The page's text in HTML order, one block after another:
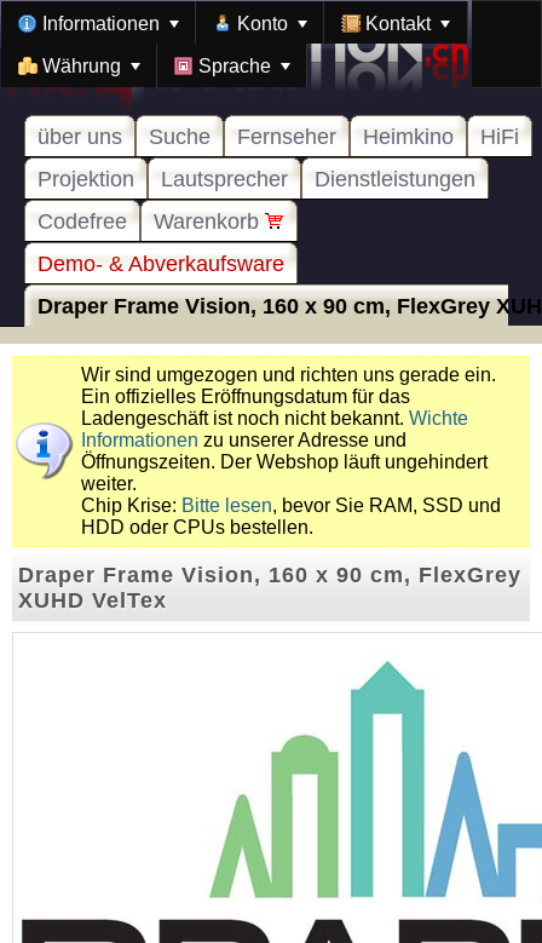
Informationen Konto Kontakt
Währung Sprache
über uns Suche Fernseher Heimkino
HiFi
Projektion
Lautsprecher
Dienstleistungen
Codefree
Warenkorb
Demo- & Abverkaufsware
Draper Frame Vision, 160 x 90 cm, FlexGrey
Wir sind umgezogen und richten uns gerade ein.
Ein offizielles Eröffnungsdatum für das
Ladengeschäft ist noch nicht bekannt. Wichte
Informationen zu unserer Adresse und
Öffnungszeiten. Der Webshop läuft ungehindert
weiter.
Chip Krise: Bitte lesen, bevor Sie RAM, SSD und
HDD oder CPUs bestellen.
Draper Frame Vision, 160 x 90 cm, FlexGrey
XUHD VelTex